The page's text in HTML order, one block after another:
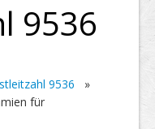
9536
9536 »
für